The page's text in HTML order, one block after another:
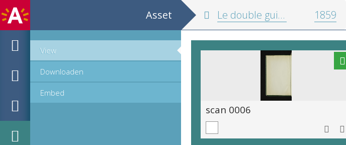
Asset
View
Downloaden
Embed
Le double guide commercial, ou: Livre d'adresses de la ville d'Anvers 1859
scan 0006